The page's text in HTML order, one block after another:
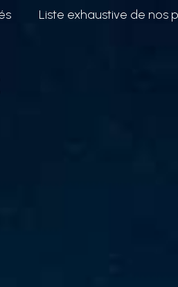
| MCI
Liste exhaustive de nos